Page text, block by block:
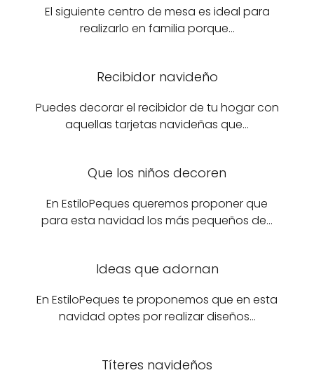
El siguiente centro de mesa es ideal para
realizarlo en familia porque…
Recibidor navideño
Puedes decorar el recibidor de tu hogar con
aquellas tarjetas navideñas que…
Que los niños decoren
En EstiloPeques queremos proponer que
para esta navidad los más pequeños de…
Ideas que adornan
En EstiloPeques te proponemos que en esta
navidad optes por realizar diseños…
Títeres navideños